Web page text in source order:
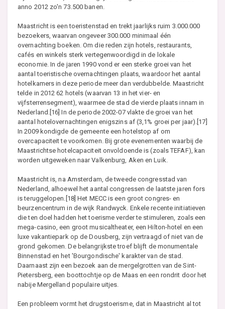
anno 2012 zo'n 73.500 banen.
Maastricht is een toeristenstad en trekt jaarlijks ruim 3.000.000
bezoekers, waarvan ongeveer 300.000 minimaal één
overnachting boeken. Om die reden zijn hotels, restaurants,
cafés en winkels sterk vertegenwoordigd in de lokale
economie. In de jaren 1990 vond er een sterke groei van het
aantal toeristische overnachtingen plaats, waardoor het aantal
hotelkamers in deze periode meer dan verdubbelde. Maastricht
telde in 2012 62 hotels (waarvan 13 in het vier- en
vijfsterrensegment), waarmee de stad de vierde plaats innam in
Nederland.[16] In de periode 2002-07 vlakte de groei van het
aantal hotelovernachtingen enigszins af (3,1% groei per jaar).[17]
In 2009 kondigde de gemeente een hotelstop af om
overcapaciteit te voorkomen. Bij grote evenementen waarbij de
Maastrichtse hotelcapaciteit onvoldoende is (zoals TEFAF), kan
worden uitgeweken naar Valkenburg, Aken en Luik.
Maastricht is, na Amsterdam, de tweede congresstad van
Nederland, alhoewel het aantal congressen de laatste jaren fors
is teruggelopen.[18] Het MECC is een groot congres- en
beurzencentrum in de wijk Randwyck. Enkele recente initiatieven
die ten doel hadden het toerisme verder te stimuleren, zoals een
mega-casino, een groot musicaltheater, een Hilton-hotel en een
luxe vakantiepark op de Dousberg, zijn vertraagd of niet van de
grond gekomen. De belangrijkste troef blijft de monumentale
Binnenstad en het 'Bourgondische' karakter van de stad.
Daarnaast zijn een bezoek aan de mergelgrotten van de Sint-
Pietersberg, een boottochtje op de Maas en een rondrit door het
nabije Mergelland populaire uitjes.
Een probleem vormt het drugstoerisme, dat in Maastricht al tot